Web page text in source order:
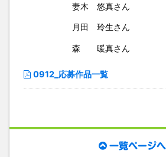
妻木 悠真さん
月田 玲生さん
森 暖真さん
0912_応募作品一覧
一覧ページへ